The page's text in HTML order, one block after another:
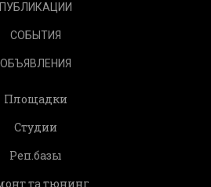
ПУБЛИКАЦИИ
СОБЫТИЯ
ОБЪЯВЛЕНИЯ
Площадки
Студии
Реп.базы
та тюнинг